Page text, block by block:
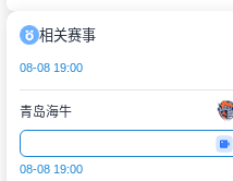
相关赛事
08-08 19:00
青岛海牛
08-08 19:00